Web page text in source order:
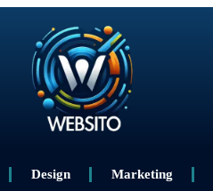
Design Marketing